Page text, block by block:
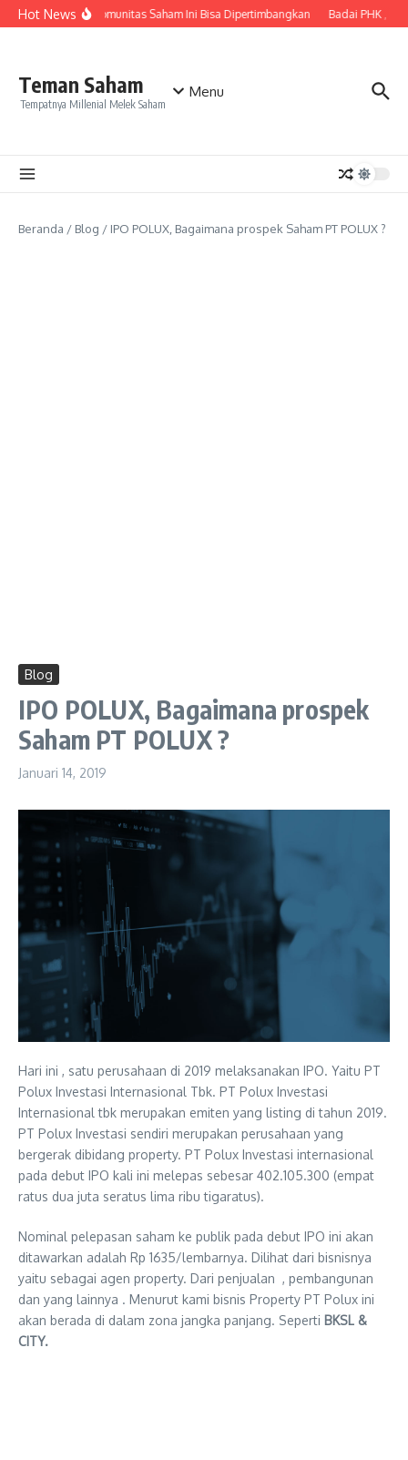
Lewati ke konten
Hot News
Belajar Saham? Komunitas Saham Ini Bisa Dipertimbangkan Badai PHK ,
Teman Saham
Tempatnya Millenial Melek Saham
Menu
Beranda / Blog / IPO POLUX, Bagaimana prospek Saham PT POLUX ?
Blog
IPO POLUX, Bagaimana prospek
Saham PT POLUX ?
Januari 14, 2019
Hari ini , satu perusahaan di 2019 melaksanakan IPO. Yaitu PT
Polux Investasi Internasional Tbk. PT Polux Investasi
Internasional tbk merupakan emiten yang listing di tahun 2019.
PT Polux Investasi sendiri merupakan perusahaan yang
bergerak dibidang property. PT Polux Investasi internasional
pada debut IPO kali ini melepas sebesar 402.105.300 (empat
ratus dua juta seratus lima ribu tigaratus).
Nominal pelepasan saham ke publik pada debut IPO ini akan
ditawarkan adalah Rp 1635/lembarnya. Dilihat dari bisnisnya
yaitu sebagai agen property. Dari penjualan , pembangunan
dan yang lainnya . Menurut kami bisnis Property PT Polux ini
akan berada di dalam zona jangka panjang. Seperti BKSL &
CITY.